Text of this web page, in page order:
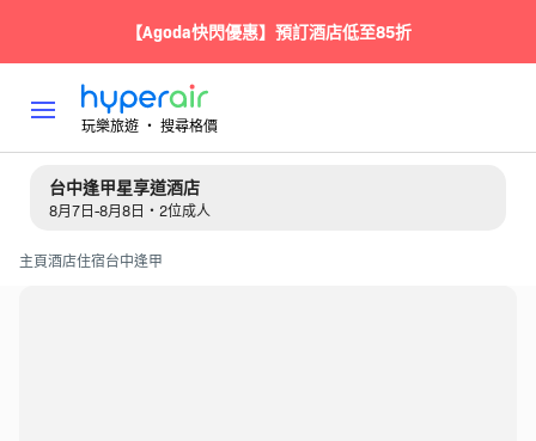
【Agoda快閃優惠】預訂酒店低至85折
玩樂旅遊 ‧ 搜尋格價
台中逢甲星享道酒店
8月7日-8月8日・2位成人
主頁酒店住宿台中逢甲